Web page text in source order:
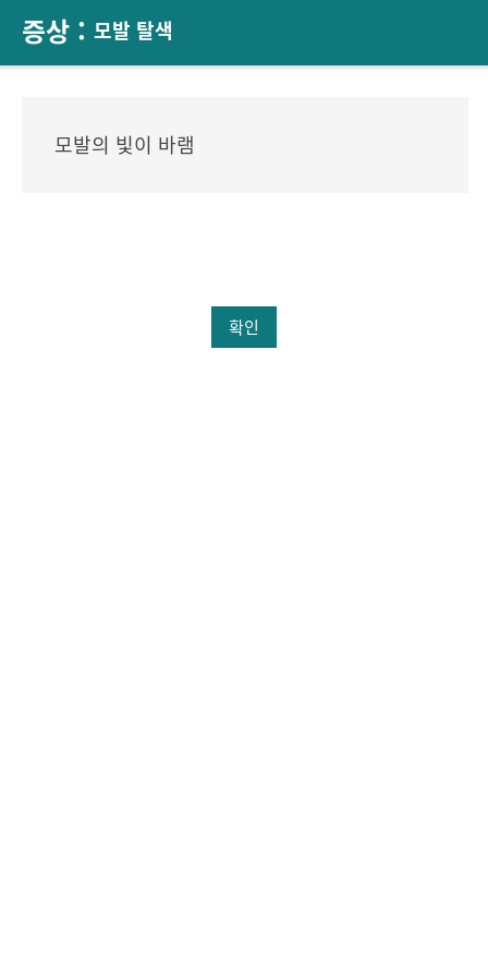
증상 : 모발 탈색
모발의 빛이 바램
확인